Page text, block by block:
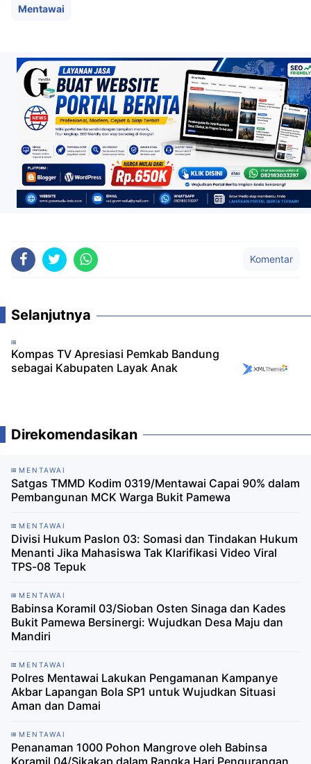
Mentawai
Komentar
Selanjutnya
Kompas TV Apresiasi Pemkab Bandung
sebagai Kabupaten Layak Anak
Direkomendasikan
MENTAWAI
Satgas TMMD Kodim 0319/Mentawai Capai 90% dalam
Pembangunan MCK Warga Bukit Pamewa
MENTAWAI
Divisi Hukum Paslon 03: Somasi dan Tindakan Hukum
Menanti Jika Mahasiswa Tak Klarifikasi Video Viral
TPS-08 Tepuk
MENTAWAI
Babinsa Koramil 03/Sioban Osten Sinaga dan Kades
Bukit Pamewa Bersinergi: Wujudkan Desa Maju dan
Mandiri
MENTAWAI
Polres Mentawai Lakukan Pengamanan Kampanye
Akbar Lapangan Bola SP1 untuk Wujudkan Situasi
Aman dan Damai
MENTAWAI
Penanaman 1000 Pohon Mangrove oleh Babinsa
Koramil 04/Sikakap dalam Rangka Hari Pengurangan